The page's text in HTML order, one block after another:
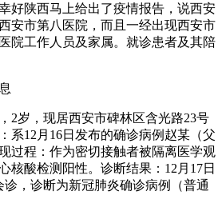
好陕西马上给出了疫情报告，说西安
安市第八医院，而且一经出现西安市
院工作人员及家属。就诊患者及其陪
2岁，现居西安市碑林区含光路23号
系12月16日发布的确诊病例赵某（父
过程：作为密切接触者被隔离医学观
核酸检测阳性。诊断结果：12月17日
诊，诊断为新冠肺炎确诊病例（普通